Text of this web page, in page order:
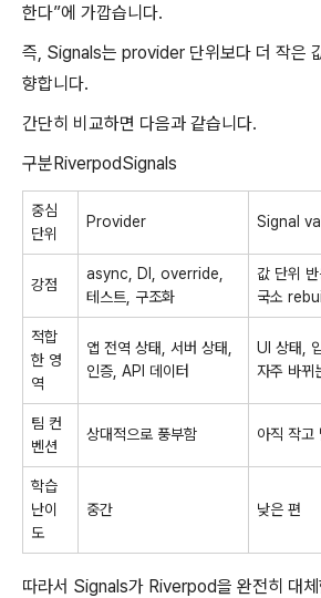
한다”에 가깝습니다.
즉, Signals는 provider 단위보다 더 작은
향합니다.
간단히 비교하면 다음과 같습니다.
구분RiverpodSignals
중심
단위
Provider Signal
강점
async, DI, override,
테스트, 구조화
값 단위
국소
적합
한 영
역
앱 전역 상태, 서버 상태,
인증, API 데이터
UI 상태,
자주 바뀌
팀 컨
벤션
상대적으로 풍부함 아직 작고
학습
난이
도
중간 낮은 편
따라서 Signals가 Riverpod을 완전히 대